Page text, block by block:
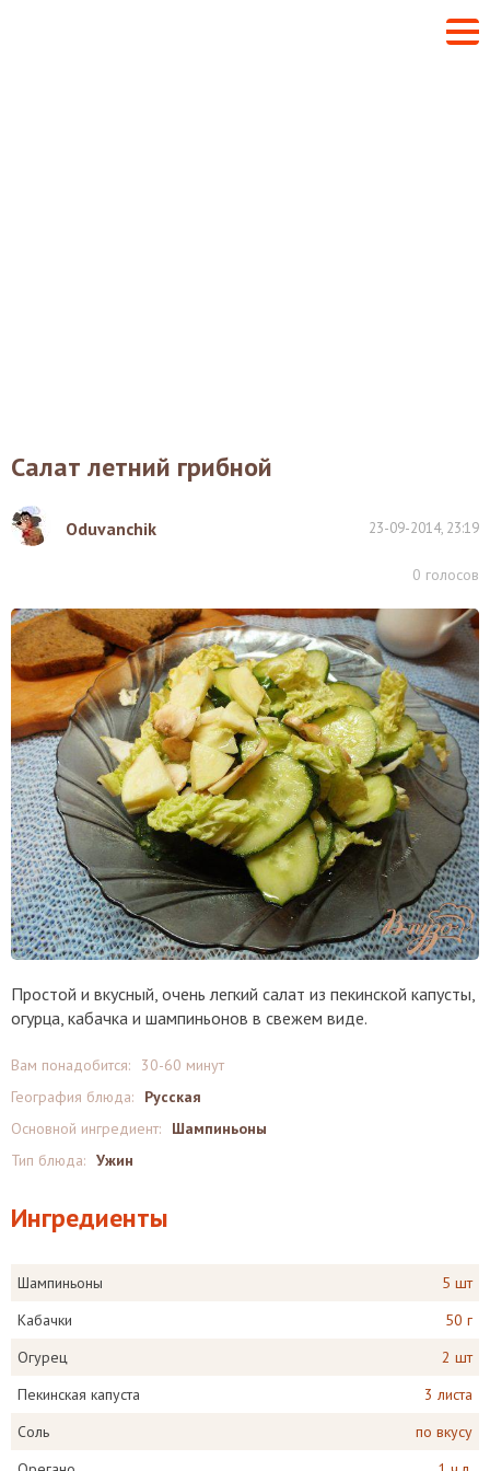
Салат летний грибной
Oduvanchik 23-09-2014, 23:19
0 голосов
Простой и вкусный, очень легкий салат из пекинской капусты,
огурца, кабачка и шампиньонов в свежем виде.
Вам понадобится:
30-60 минут
География блюда:
Русская
Основной ингредиент:
Шампиньоны
Тип блюда: Ужин
Ингредиенты
Шампиньоны
5 шт
Кабачки
50 г
Огурец
2 шт
Пекинская капуста
3 листа
Соль
по вкусу